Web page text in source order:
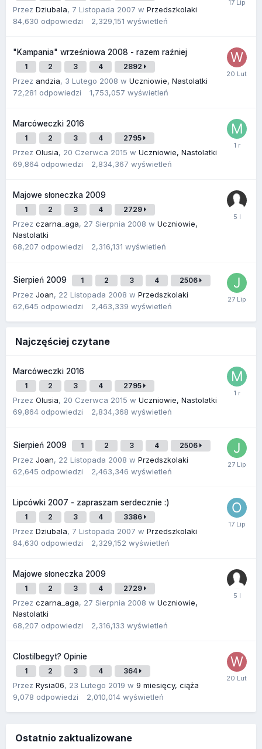
Przez Dziubala, 7 Listopada 2007 w Przedszkolaki
84,630 odpowiedzi 2,329,151 wyświetleń
"Kampania" wrześniowa 2008 - razem raźniej
1 2 3 4 2892
Przez andzia, 3 Lutego 2008 w Uczniowie, Nastolatki
72,281 odpowiedzi 1,753,057 wyświetleń
Marcóweczki 2016
1 2 3 4 2795
Przez Olusia, 20 Czerwca 2015 w Uczniowie, Nastolatki
69,864 odpowiedzi 2,834,367 wyświetleń
Majowe słoneczka 2009
1 2 3 4 2729
Przez czarna_aga, 27 Sierpnia 2008 w Uczniowie,
Nastolatki
68,207 odpowiedzi 2,316,131 wyświetleń
Sierpień 2009 1 2 3 4 2506
Przez Joan, 22 Listopada 2008 w Przedszkolaki
62,645 odpowiedzi 2,463,339 wyświetleń
Najczęściej czytane
Marcóweczki 2016
1 2 3 4 2795
Przez Olusia, 20 Czerwca 2015 w Uczniowie, Nastolatki
69,864 odpowiedzi 2,834,368 wyświetleń
Sierpień 2009 1 2 3 4 2506
Przez Joan, 22 Listopada 2008 w Przedszkolaki
62,645 odpowiedzi 2,463,346 wyświetleń
Lipcówki 2007 - zapraszam serdecznie :)
1 2 3 4 3386
Przez Dziubala, 7 Listopada 2007 w Przedszkolaki
84,630 odpowiedzi 2,329,152 wyświetleń
Majowe słoneczka 2009
1 2 3 4 2729
Przez czarna_aga, 27 Sierpnia 2008 w Uczniowie,
Nastolatki
68,207 odpowiedzi 2,316,133 wyświetleń
Clostilbegyt? Opinie
1 2 3 4 364
Przez Rysia06, 23 Lutego 2019 w 9 miesięcy, ciąża
9,078 odpowiedzi 2,010,014 wyświetleń
Ostatnio zaktualizowane